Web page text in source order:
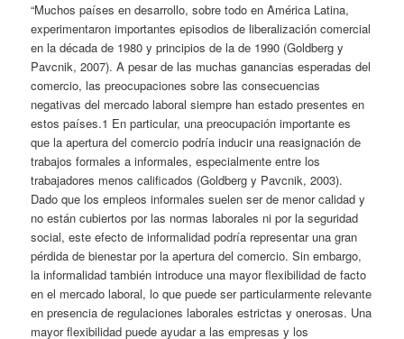
“Muchos países en desarrollo, sobre todo en América Latina,
experimentaron importantes episodios de liberalización comercial
en la década de 1980 y principios de la de 1990 (Goldberg y
Pavcnik, 2007). A pesar de las muchas ganancias esperadas del
comercio, las preocupaciones sobre las consecuencias
negativas del mercado laboral siempre han estado presentes en
estos países.1 En particular, una preocupación importante es
que la apertura del comercio podría inducir una reasignación de
trabajos formales a informales, especialmente entre los
trabajadores menos calificados (Goldberg y Pavcnik, 2003).
Dado que los empleos informales suelen ser de menor calidad y
no están cubiertos por las normas laborales ni por la seguridad
social, este efecto de informalidad podría representar una gran
pérdida de bienestar por la apertura del comercio. Sin embargo,
la informalidad también introduce una mayor flexibilidad de facto
en el mercado laboral, lo que puede ser particularmente relevante
en presencia de regulaciones laborales estrictas y onerosas. Una
mayor flexibilidad puede ayudar a las empresas y los